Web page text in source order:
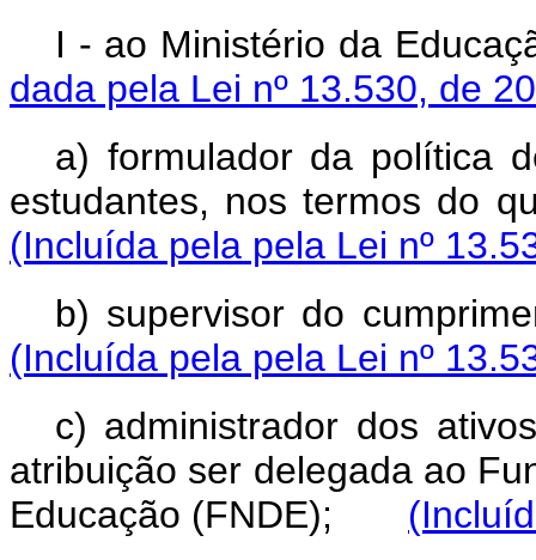
I - ao Ministério da
dada pela Lei nº 13.530, de
a) formulador da política
estudantes, nos termos
(Incluída pela pela Lei nº
b) supervisor do
(Incluída pela pela Lei nº
c) administrador dos
atribuição ser delegada ao
Educação (FNDE);